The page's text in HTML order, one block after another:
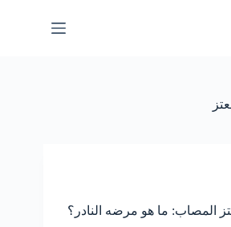
المصاب: ما هو مرضه النادر؟